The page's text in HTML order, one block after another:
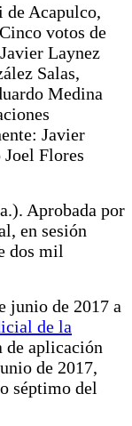
de Acapulco,
votos de
Laynez
Salas,
Medina
Javier
Flores
Aprobada por
en sesión
dos mil
junio de 2017 a
de la
de aplicación
de 2017,
séptimo del